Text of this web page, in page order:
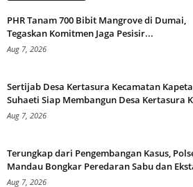
PHR Tanam 700 Bibit Mangrove di Dumai,
Tegaskan Komitmen Jaga Pesisir...
Aug 7, 2026
Sertijab Desa Kertasura Kecamatan
Suhaeti Siap Membangun Desa Kertasura
Aug 7, 2026
Terungkap dari Pengembangan Kasus,
Mandau Bongkar Peredaran Sabu dan
Aug 7, 2026